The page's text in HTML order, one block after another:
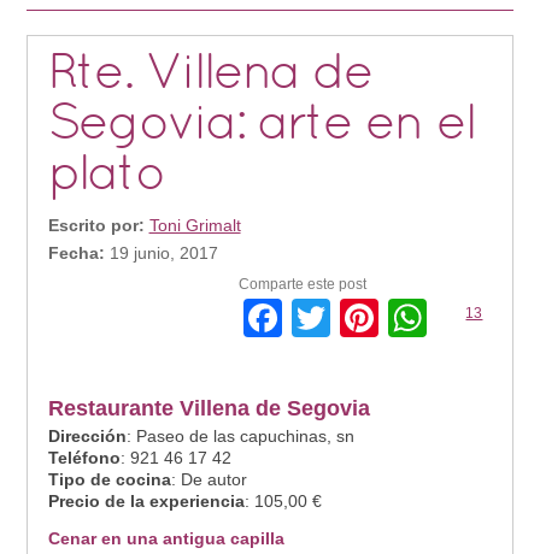
Rte. Villena de
Segovia: arte en el
plato
Escrito por: Toni Grimalt
Fecha: 19 junio, 2017
Comparte este post
Facebook
TwitterPinterest
13
RestauranteVillena de Segovia
Dirección: Paseo de las capuchinas, sn
Teléfono: 921 46 17 42
Tipo de cocina: De autor
Precio de la experiencia: 105,00 €
Cenar en una antigua capilla